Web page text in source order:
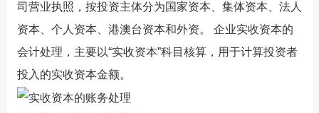
司营业执照 ，按投资主体分为国家资本、集体资本、法人
资本、个人资本、港澳台资本和外资。 企业实收资本的
会计处理，主要以“实收资本”科目核算，用于计算投资者
投入的实收资本金额。